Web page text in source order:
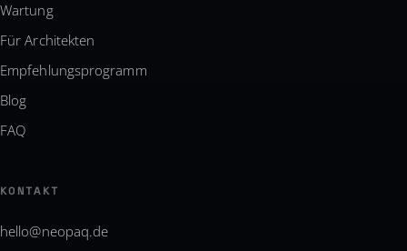
Wartung
Für Architekten
Empfehlungsprogramm
Blog
FAQ
KONTAKT
hello@neopaq.de